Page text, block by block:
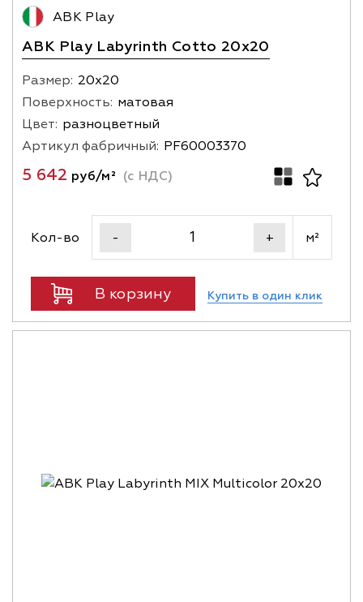
ABK Play
ABK Play Labyrinth Cotto 20x20
Размер: 20х20
Поверхность: матовая
Цвет: разноцветный
Артикул фабричный: PF60003370
5 642 руб/м² (с НДС)
Кол-во - + м²
В корзину Купить в один клик